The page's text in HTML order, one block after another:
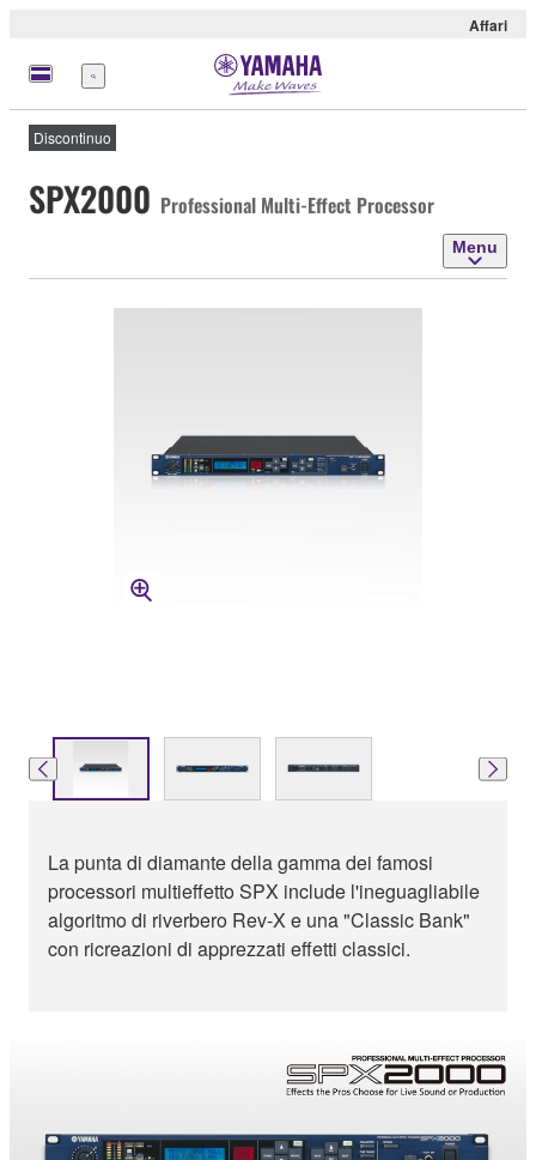
Affari
Menu
Discontinuo
SPX2000 Professional Multi-Effect Processor
Menu
La punta di diamante della gamma dei famosi
processori multieffetto SPX include l'ineguagliabile
algoritmo di riverbero Rev-X e una "Classic Bank"
con ricreazioni di apprezzati effetti classici.